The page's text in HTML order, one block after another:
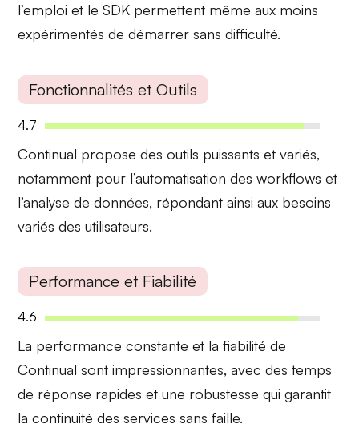
l’emploi et le SDK permettent même aux moins
expérimentés de démarrer sans difficulté.
Fonctionnalités et Outils
4.7
Continual propose des outils puissants et variés,
notamment pour l’automatisation des workflows et
l’analyse de données, répondant ainsi aux besoins
variés des utilisateurs.
Performance et Fiabilité
4.6
La performance constante et la fiabilité de
Continual sont impressionnantes, avec des temps
de réponse rapides et une robustesse qui garantit
la continuité des services sans faille.